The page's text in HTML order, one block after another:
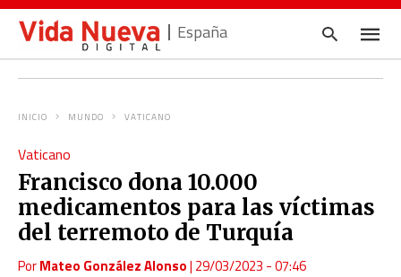
España
pulsa
en
INICIO MUNDO VATICANO
Vaticano
Francisco dona 10.000
medicamentos para las víctimas
del terremoto de Turquía
PorMateo González Alonso| 29/03/2023 - 07:46